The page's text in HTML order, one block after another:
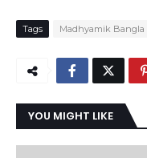
Tags Madhyamik Bangla
YOU MIGHT LIKE